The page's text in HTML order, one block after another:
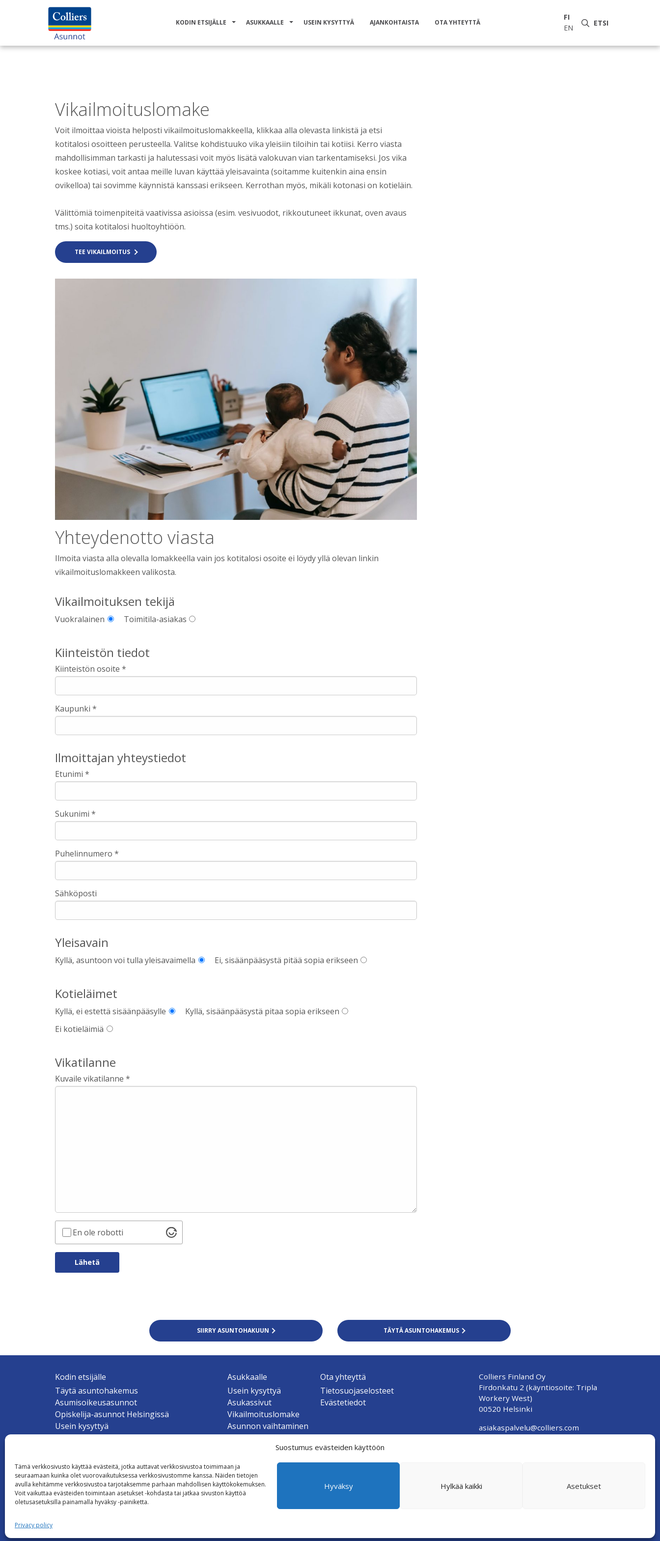
Suostumus evästeiden käyttöön
Tämä verkkosivusto käyttää evästeitä, jotka auttavat verkkosivustoa toimimaan ja
seuraamaan kuinka olet vuorovaikutuksessa verkkosivustomme kanssa. Näiden tietojen
avulla kehitämme verkkosivustoa tarjotaksemme parhaan mahdollisen käyttökokemuksen.
Voit vaikuttaa evästeiden toimintaan asetukset -kohdasta tai jatkaa sivuston käyttöä
oletusasetuksilla painamalla hyväksy -painiketta.
Hyväksy Hylkää kaikki Asetukset
Privacy policy
KODIN ETSIJÄLLE ASUKKAALLE USEIN KYSYTTYÄ AJANKOHTAISTA OTA YHTEYTTÄ
FI
EN
ETSI
Vikailmoituslomake
Voit ilmoittaa vioista helposti vikailmoituslomakkeella, klikkaa alla olevasta linkistä ja etsi
kotitalosi osoitteen perusteella. Valitse kohdistuuko vika yleisiin tiloihin tai kotiisi. Kerro viasta
mahdollisimman tarkasti ja halutessasi voit myös lisätä valokuvan vian tarkentamiseksi. Jos vika
koskee kotiasi, voit antaa meille luvan käyttää yleisavainta (soitamme kuitenkin aina ensin
ovikelloa) tai sovimme käynnistä kanssasi erikseen. Kerrothan myös, mikäli kotonasi on kotieläin.
Välittömiä toimenpiteitä vaativissa asioissa (esim. vesivuodot, rikkoutuneet ikkunat, oven avaus
tms.) soita kotitalosi huoltoyhtiöön.
TEE VIKAILMOITUS
Yhteydenotto viasta
Ilmoita viasta alla olevalla lomakkeella vain jos kotitalosi osoite ei löydy yllä olevan linkin
vikailmoituslomakkeen valikosta.
Vikailmoituksen tekijä
Vuokralainen Toimitila-asiakas
Kiinteistön tiedot
Kiinteistön osoite *
Kaupunki *
Ilmoittajan yhteystiedot
Etunimi *
Sukunimi *
Puhelinnumero *
Sähköposti
Yleisavain
Kyllä, asuntoon voi tulla yleisavaimella Ei, sisäänpääsystä pitää sopia erikseen
Kotieläimet
Kyllä, ei estettä sisäänpääsylle
Kyllä, sisäänpääsystä pitaa sopia erikseen
Ei kotieläimiä
Vikatilanne
Kuvaile vikatilanne *
Please leave this field empty.
En ole robotti
SIIRRY ASUNTOHAKUUN TÄYTÄ ASUNTOHAKEMUS
Kodin etsijälle
Täytä asuntohakemus
Asumisoikeusasunnot
Opiskelija-asunnot Helsingissä
Usein kysyttyä
Sähköiset palvelut ja tulostettavat lomakkeet
Asukkaalle
Usein kysyttyä
Asukassivut
Vikailmoituslomake
Asunnon vaihtaminen
Asunnon irtisanominen
Ota yhteyttä
Tietosuojaselosteet
Evästetiedot
Colliers Finland Oy
Firdonkatu 2 (käyntiosoite: Tripla
Workery West)
00520 Helsinki
asiakaspalvelu@colliers.com
© 2026 Colliers Finland Oy.